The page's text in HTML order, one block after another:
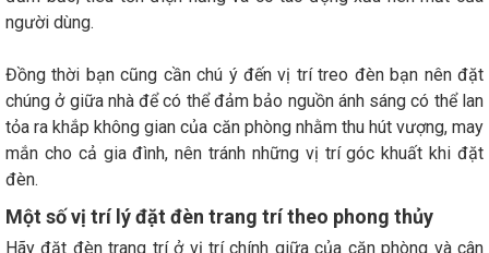
người dùng.
Đồng thời bạn cũng cần chú ý đến vị trí treo đèn bạn nên đặt
chúng ở giữa nhà để có thể đảm bảo nguồn ánh sáng có thể lan
tỏa ra khắp không gian của căn phòng nhằm thu hút vượng, may
mắn cho cả gia đình, nên tránh những vị trí góc khuất khi đặt
đèn.
Một số vị trí lý đặt đèn trang trí theo phong thủy
Hãy đặt đèn trang trí ở vị trí chính giữa của căn phòng và cân